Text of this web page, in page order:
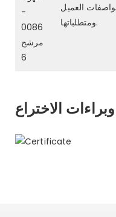
العميل
ومتطلباتها.
الاختراع